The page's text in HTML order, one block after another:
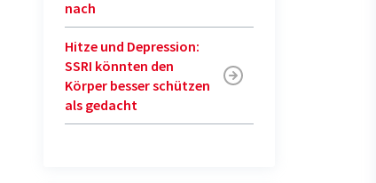
nach
Hitze und Depression:
SSRI könnten den
Körper besser schützen
als gedacht